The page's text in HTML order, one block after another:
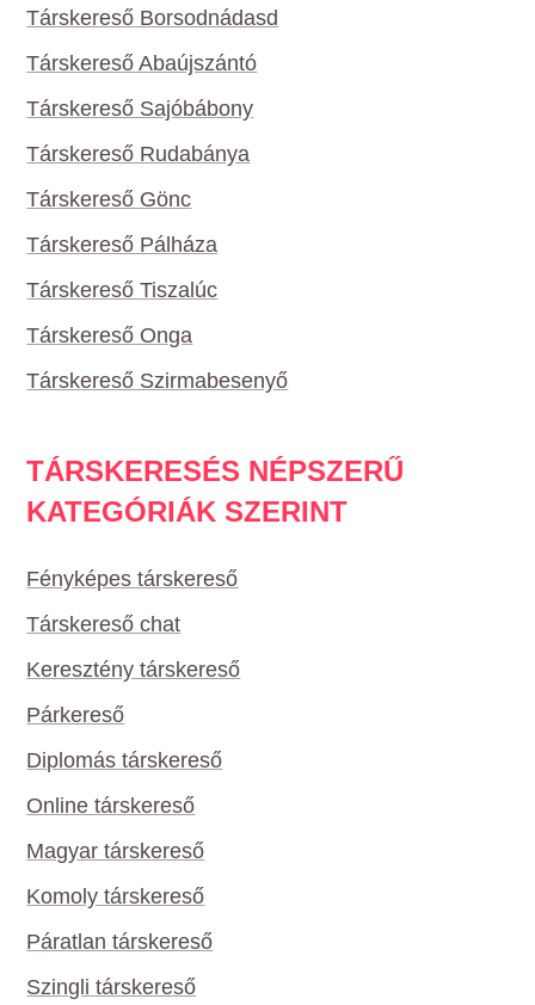
Társkereső Borsodnádasd
Társkereső Abaújszántó
Társkereső Sajóbábony
Társkereső Rudabánya
Társkereső Gönc
Társkereső Pálháza
Társkereső Tiszalúc
Társkereső Onga
Társkereső Szirmabesenyő
TÁRSKERESÉS NÉPSZERŰ
KATEGÓRIÁK SZERINT
Fényképes társkereső
Társkereső chat
Keresztény társkereső
Párkereső
Diplomás társkereső
Online társkereső
Magyar társkereső
Komoly társkereső
Páratlan társkereső
Szingli társkereső